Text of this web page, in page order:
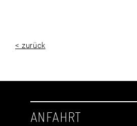
< zurück
ANFAHRT